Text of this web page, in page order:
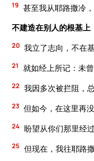
19 甚至我从耶路撒冷
不建造在别人的根基上
20 我立了志向，不在
21 就如经上所记：未
22 我因多次被拦阻，
23 但如今，在这里再
24 盼望从你们那里经
25 但现在，我往耶路